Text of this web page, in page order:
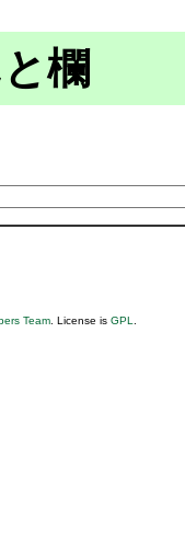
欄
Team. License is GPL